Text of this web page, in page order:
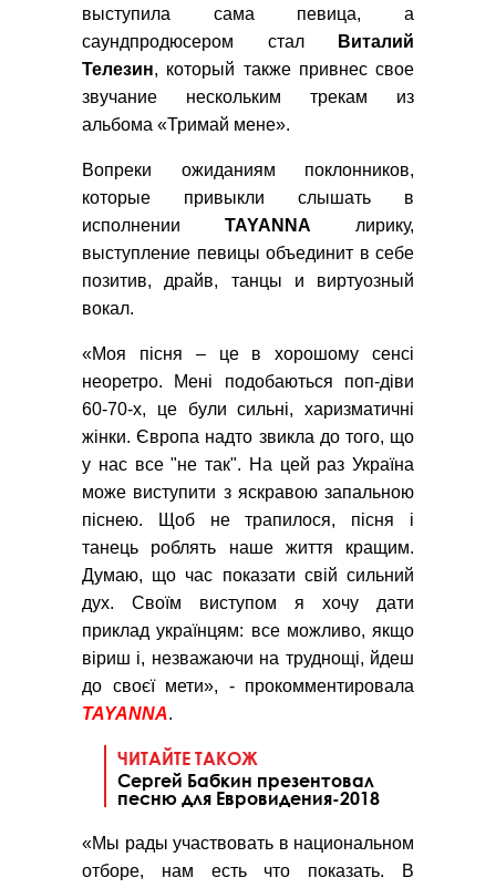
выступила сама певица, а
саундпродюсером стал
Виталий
Телезин, который также привнес свое
звучание нескольким трекам из
альбома «Тримай мене».
Вопреки ожиданиям поклонников,
которые привыкли слышать в
исполнении TAYANNA лирику,
выступление певицы объединит в себе
позитив, драйв, танцы и виртуозный
вокал.
«Моя пісня – це в хорошому сенсі
неоретро. Мені подобаються поп-діви
60-70-х, це були сильні, харизматичні
жінки. Європа надто звикла до того, що
у нас все "не так". На цей раз Україна
може виступити з яскравою запальною
піснею. Щоб не трапилося, пісня і
танець роблять наше життя кращим.
Думаю, що час показати свій сильний
дух. Своїм виступом я хочу дати
приклад українцям: все можливо, якщо
віриш і, незважаючи на труднощі, йдеш
до своєї мети», - прокомментировала
TAYANNA.
ЧИТАЙТЕ ТАКОЖ
Сергей Бабкин презентовал
песню для Евровидения-2018
«Мы рады участвовать в национальном
отборе, нам есть что показать. В